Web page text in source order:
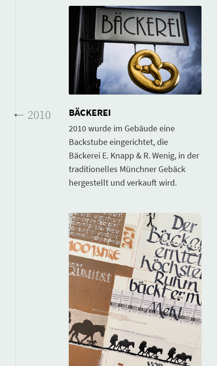
2010 BÄCKEREI
2010 wurde im Gebäude eine
Backstube eingerichtet, die
Bäckerei E. Knapp & R. Wenig, in der
traditionelles Münchner Gebäck
hergestellt und verkauft wird.